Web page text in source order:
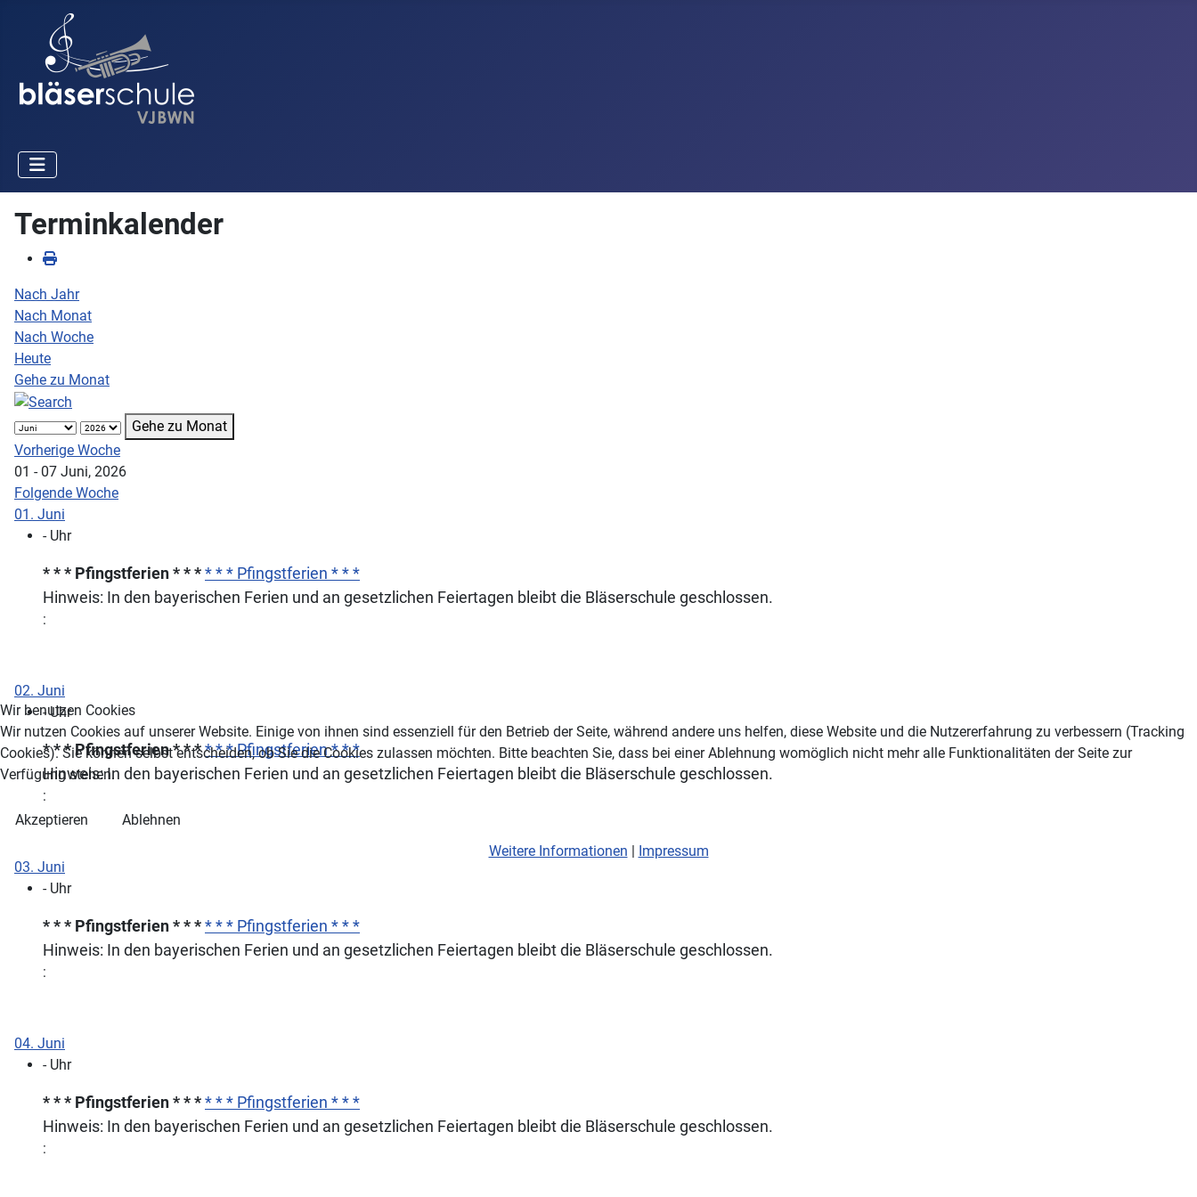
Terminkalender
Nach Jahr
Nach Monat
Nach Woche
Heute
Gehe zu Monat
Gehe zu Monat
Vorherige Woche
01 - 07 Juni, 2026
Folgende Woche
01. Juni
- Uhr
* * * Pfingstferien * * ** * * Pfingstferien * * *
Hinweis: In den bayerischen Ferien und an gesetzlichen Feiertagen bleibt die Bläserschule geschlossen.
:
02. Juni
- Uhr
* * * Pfingstferien * * ** * * Pfingstferien * * *
Hinweis: In den bayerischen Ferien und an gesetzlichen Feiertagen bleibt die Bläserschule geschlossen.
:
03. Juni
- Uhr
* * * Pfingstferien * * ** * * Pfingstferien * * *
Hinweis: In den bayerischen Ferien und an gesetzlichen Feiertagen bleibt die Bläserschule geschlossen.
:
04. Juni
- Uhr
* * * Pfingstferien * * ** * * Pfingstferien * * *
Hinweis: In den bayerischen Ferien und an gesetzlichen Feiertagen bleibt die Bläserschule geschlossen.
:
Wir benutzen Cookies
Wir nutzen Cookies auf unserer Website. Einige von ihnen sind essenziell für den Betrieb der Seite, während andere uns helfen, diese Website und die Nutzererfahrung zu verbessern (Tracking
Cookies). Sie können selbst entscheiden, ob Sie die Cookies zulassen möchten. Bitte beachten Sie, dass bei einer Ablehnung womöglich nicht mehr alle Funktionalitäten der Seite zur
Verfügung stehen.
Akzeptieren
Ablehnen
Weitere Informationen | Impressum